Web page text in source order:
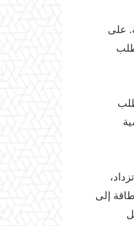
على
إلى